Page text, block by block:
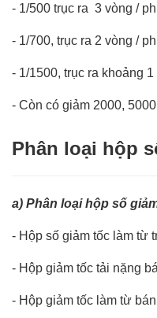
- 1/500 trục ra 3 vòng /
- 1/700, trục ra 2 vòng /
- 1/1500, trục ra khoảng
- Còn có giảm 2000,
Phân loại hộp
a) Phân loại hộp số
- Hộp số giảm tốc làm từ
- Hộp giảm tốc tải nặng
- Hộp giảm tốc làm từ